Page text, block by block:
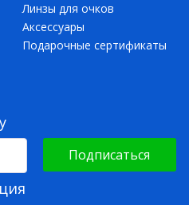
Линзы для очков
Аксессуары
Подарочные сертификаты
Подписаться